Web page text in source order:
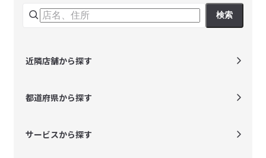
検索
近隣店舗から探す
都道府県から探す
サービスから探す